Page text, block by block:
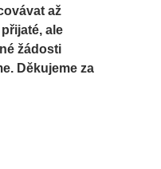
až
ale
žádosti
Děkujeme za